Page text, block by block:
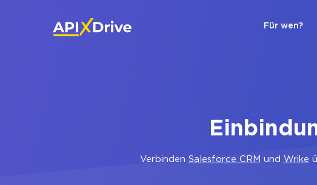
Für wen?
Verbinden Salesforce CRM und Wrike